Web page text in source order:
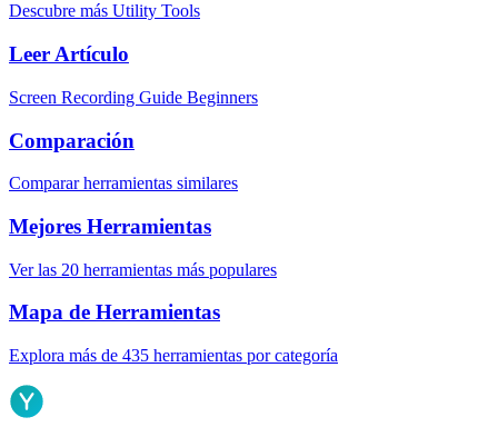
Descubre más Utility Tools
Leer Artículo
Screen Recording Guide Beginners
Comparación
Comparar herramientas similares
Mejores Herramientas
Ver las 20 herramientas más populares
Mapa de Herramientas
Explora más de 435 herramientas por categoría